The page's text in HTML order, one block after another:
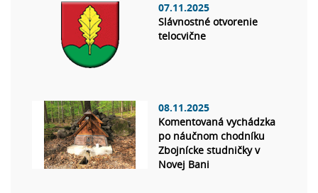
07.11.2025
Slávnostné otvorenie
telocvične
08.11.2025
Komentovaná vychádzka
po náučnom chodníku
Zbojnícke studničky v
Novej Bani